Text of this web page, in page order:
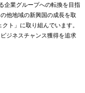
企業グループへの転換を目指
他地域の新興国の成長を取
ト」に取り組んでいます。
ジネスチャンス獲得を追求